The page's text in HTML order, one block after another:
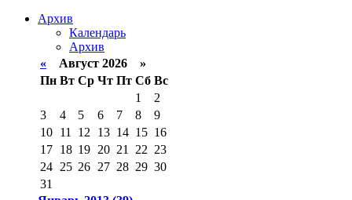
Архив
Календарь
Архив
« Август 2026 »
Пн Вт Ср Чт Пт Сб Вс
1
2
3
4 5 6 7 8
9
10 11 12 13 14 15 16
17 18 19 20 21 22 23
24 25 26 27 28 29 30
31